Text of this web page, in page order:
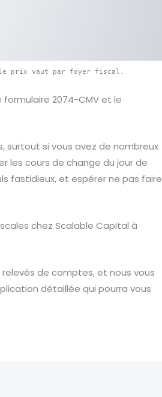
le prix vaut par foyer fiscal.
formulaire 2074-CMV et le
surtout si vous avez de nombreux
les cours de change du jour de
fastidieux, et espérer ne pas faire
chez Scalable Capital à
relevés de comptes, et nous vous
détaillée qui pourra vous